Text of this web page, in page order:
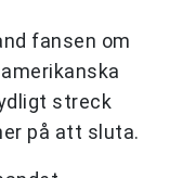
fansen om
streck
på att sluta.